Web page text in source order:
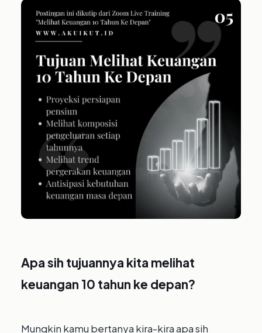
Apa sih tujuannya kita melihat
keuangan 10 tahun ke depan?⁣⁣
Mungkin kamu bertanya kira-kira apa sih